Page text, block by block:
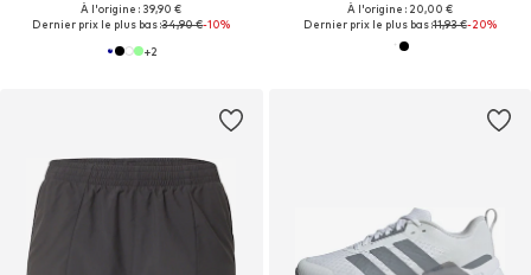
À l'origine : 39,90 €
Dernier prix le plus bas :34,90 €-10%
+2
À l'origine : 20,00 €
Dernier prix le plus bas :11,93 €-20%